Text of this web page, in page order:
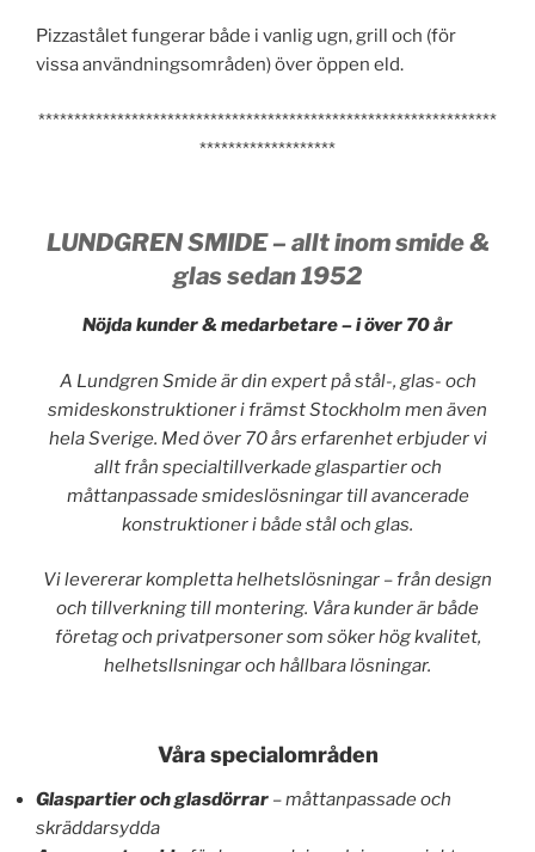
Pizzastålet fungerar både i vanlig ugn, grill och (för
vissa användningsområden) över öppen eld.
****************************************************************
*******************
LUNDGREN SMIDE – allt inom smide &
glas sedan 1952
Nöjda kunder & medarbetare – i över 70 år
A Lundgren Smide är din expert på stål-, glas- och
smideskonstruktioner i främst Stockholm men även
hela Sverige. Med över 70 års erfarenhet erbjuder vi
allt från specialtillverkade glaspartier och
måttanpassade smideslösningar till avancerade
konstruktioner i både stål och glas.
Vi levererar kompletta helhetslösningar – från design
och tillverkning till montering. Våra kunder är både
företag och privatpersoner som söker hög kvalitet,
helhetsllsningar och hållbara lösningar.
Våra specialområden
Glaspartier och glasdörrar – måttanpassade och
skräddarsydda